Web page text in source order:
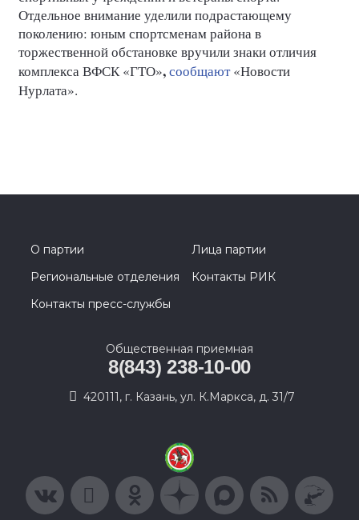
Отдельное внимание уделили подрастающему
поколению: юным спортсменам района в
торжественной обстановке вручили знаки отличия
комплекса ВФСК «ГТО»,сообщают«Новости
Нурлата».
О партии
Лица партии
Региональные отделения
Контакты РИК
Контакты пресс-службы
Общественная приемная
8(843) 238-10-00
420111, г. Казань, ул. К.Маркса, д. 31/7